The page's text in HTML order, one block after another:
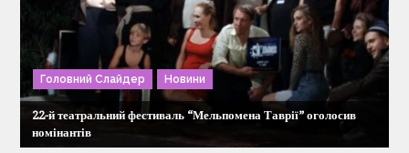
Головний Слайдер Новини
22-й театральний фестиваль “Мельпомена Таврії” оголосив
номінантів